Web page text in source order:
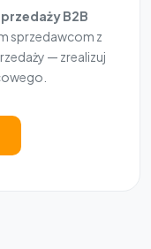
B2B
sprzedawcom z
— zrealizuj